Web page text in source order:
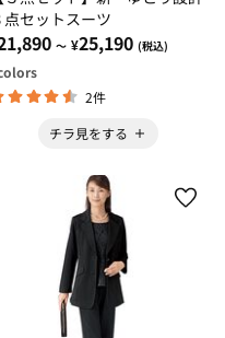
点セットスーツ
～ ¥25,190 (税込)
2件
チラ見をする